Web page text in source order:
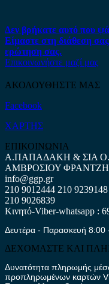
Δεν βρήκατε αυτό που
Είμαστε στη διάθεση
ερώτηση σας.
Επικοινωνήστε μαζί μας
ΑΚΟΛΟΥΘΗΣΤΕ ΜΑΣ
Facebook
ΧΑΡΤΗΣ
ΕΠΙΚΟΙΝΩΝΙΑ
Α.ΠΑΠΑΔΑΚΗ & ΣΙΑ
ΑΜΒΡΟΣΙΟΥ
info@ggp.gr
210 9012444 210 9239148
210 9026839
Κινητό-Viber-whatsapp :
Δευτέρα - Παρασκευή 8:00
ΔΕΧΟΜΑΣΤΕ ΚΑΙ
Δυνατότητα πληρωμής
προπληρωμένων καρτών